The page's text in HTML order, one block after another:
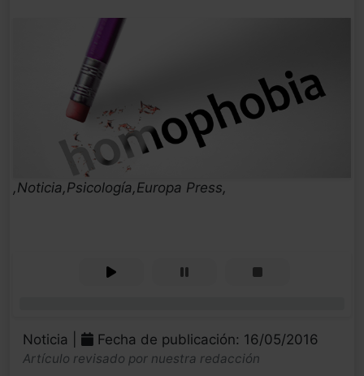
,Noticia,Psicología,Europa Press,
Noticia | Fecha de publicación: 16/05/2016
Artículo revisado por nuestra redacción